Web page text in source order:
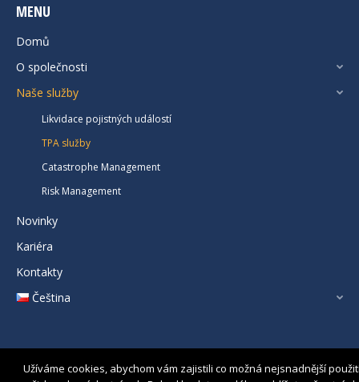
MENU
Domů
O společnosti
Naše služby
Likvidace pojistných událostí
TPA služby
Catastrophe Management
Risk Management
Novinky
Kariéra
Kontakty
Čeština
Užíváme cookies, abychom vám zajistili co možná nejsnadnější